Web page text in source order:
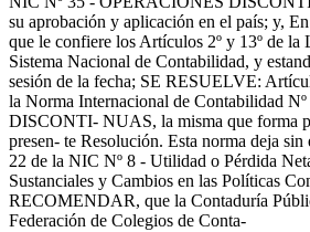
su aprobación y aplicación en el país; y,
que le confiere los Artículos 2º y 13º de la
Sistema Nacional de Contabilidad, y
sesión de la fecha; SE RESUELVE:
la Norma Internacional de Contabilidad
DISCONTI- NUAS, la misma que forma
presen- te Resolución. Esta norma deja
22 de la NIC Nº 8 - Utilidad o Pérdida
Sustanciales y Cambios en las Políticas
RECOMENDAR, que la Contaduría
Federación de Colegios de Conta-